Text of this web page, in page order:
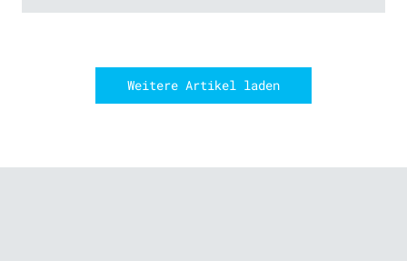
Weitere Artikel laden